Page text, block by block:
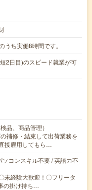
ち実働8時間です。
2日目)のスピード就業が可
品、商品管理）
補修・結束して出荷業務を
接雇用してもら…
コンスキル不要 / 英語力不
未経験大歓迎！〇フリータ
の掛け持ち…